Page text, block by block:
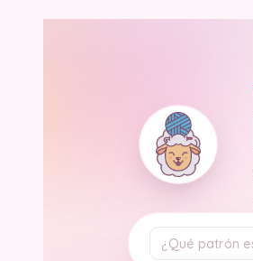
Tu pregunta